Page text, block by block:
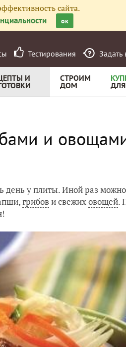
сайта.
ок
Тестирования Задать
И СТРОИМ
ДОМ
и
день у плиты. Иной раз можно
грибови свежиховощей.